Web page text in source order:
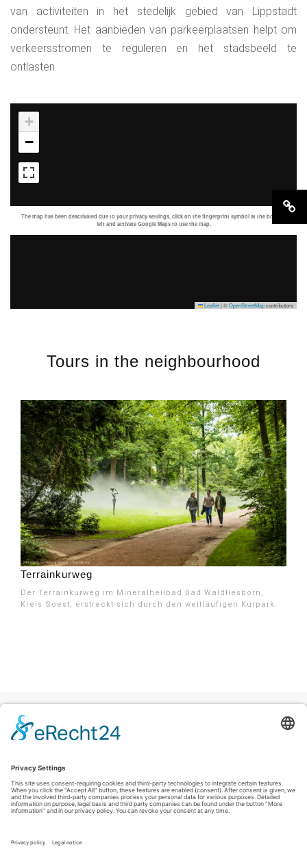
van activiteiten in het stedelijk gebied van Lippstadt
ondersteunt. Het aanbieden van parkeerplaatsen helpt om
verkeersstromen te reguleren en het stadsbeeld te
ontlasten.
The map has been deactivated due to your privacy settings, click on the fingerprint symbol at the bottom
left and activate Google Maps to use the map.
+
−
Leaflet|©OpenStreetMapcontributors
Tours in the neighbourhood
Terrainkurweg
Der Terrainkurweg im Mineralheilbad Bad Waldliesborn,
Kreis Soest, erstreckt sich durch den weitläufigen Kurpark.
Colofon|Privacyverklaring|Verklaring inzake toegankelijkheid
Contact